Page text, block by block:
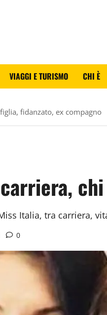
VIAGGI E TURISMO CHI È
fidanzato, ex compagno
Italia, tra carriera,
0